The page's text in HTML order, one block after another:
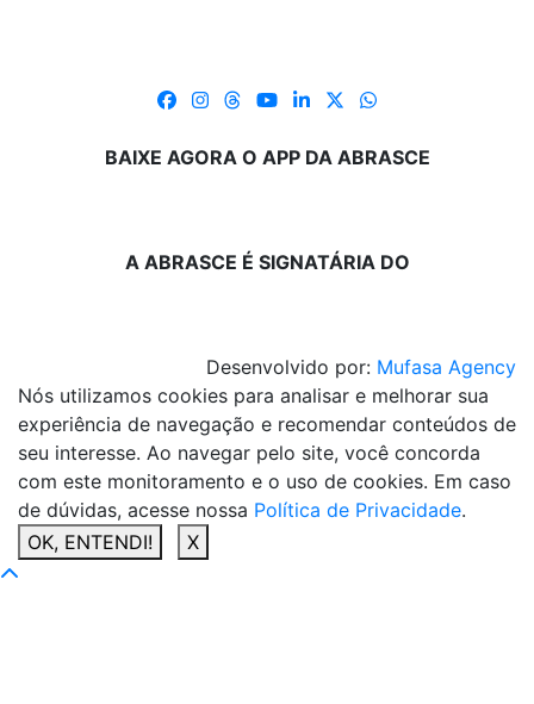
BAIXE AGORA O APP DA ABRASCE
A ABRASCE É SIGNATÁRIA DO
Desenvolvido por: Mufasa Agency
Nós utilizamos cookies para analisar e melhorar sua
experiência de navegação e recomendar conteúdos de
seu interesse. Ao navegar pelo site, você concorda
com este monitoramento e o uso de cookies. Em caso
de dúvidas, acesse nossa Política de Privacidade.
OK, ENTENDI!
X